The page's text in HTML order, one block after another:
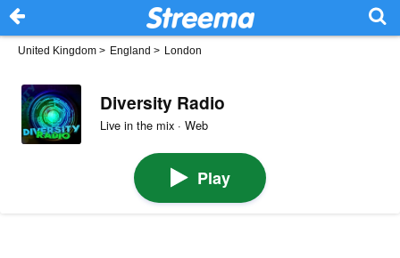
United Kingdom > England > London
Diversity Radio
Live in the mix · Web
Play